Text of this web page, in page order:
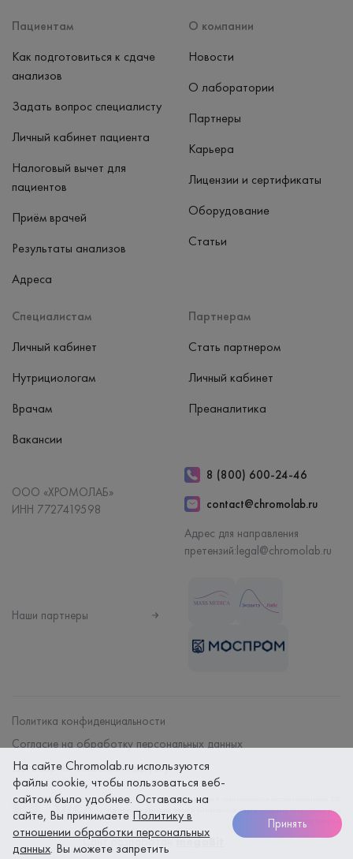
Пациентам
Как подготовиться к сдаче
анализов
Задать вопрос специалисту
Личный кабинет пациента
Налоговый вычет для
пациентов
Приём врачей
Результаты анализов
Адреса
Специалистам
Личный кабинет
Нутрициологам
Врачам
Вакансии
Партнерам
Стать партнером
Личный кабинет
Преаналитика
О компании
Новости
О лаборатории
Партнеры
Карьера
Лицензии и сертификаты
Оборудование
Статьи
ООО «ХРОМОЛАБ»
ИНН 7727419598
8 (800) 600-24-46
contact@chromolab.ru
Адрес для направления
претензий:legal@chromolab.ru
Наши партнеры
Политика конфиденциальности
Согласие на обработку персональных данных
Договор на оказание мед. услуг
Безопасность платежей гарантируется использованием SSL
протокола. Данные вашей банковской карты надежно защищены при
оплате онлайн
Сайт разработанmegaBit
На сайте Chromolab.ru используются
файлы cookie, чтобы пользоваться веб-
сайтом было удобнее. Оставаясь на
сайте, Вы принимаете Политику в
отношении обработки персональных
данных. Вы можете запретить
Принять